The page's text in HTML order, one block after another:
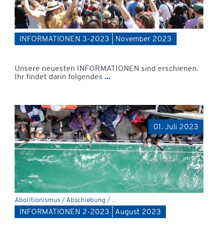
INFORMATIONEN 3-2023 | November 2023
Unsere neuesten INFORMATIONEN sind erschienen.
Ihr findet darin folgendes ...
01. Juli 2023
Abolitionismus / Abschiebung / ...
INFORMATIONEN 2-2023 | August 2023